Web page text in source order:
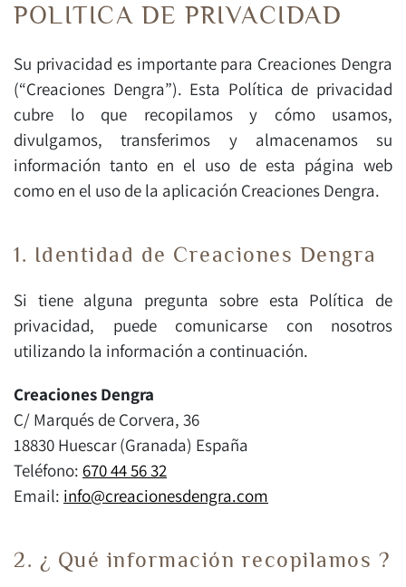
POLITICA DE PRIVACIDAD
Su privacidad es importante para Creaciones Dengra
(“Creaciones Dengra”). Esta Política de privacidad
cubre lo que recopilamos y cómo usamos,
divulgamos, transferimos y almacenamos su
información tanto en el uso de esta página web
como en el uso de la aplicación Creaciones Dengra.
1. Identidad de Creaciones Dengra
Si tiene alguna pregunta sobre esta Política de
privacidad, puede comunicarse con nosotros
utilizando la información a continuación.
Creaciones Dengra
C/ Marqués de Corvera, 36
18830 Huescar (Granada) España
Teléfono: 670 44 56 32
Email: info@creacionesdengra.com
2. ¿ Qué información recopilamos ?